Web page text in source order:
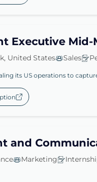
Executive
United States Sales
its US operations to
and
Marketing